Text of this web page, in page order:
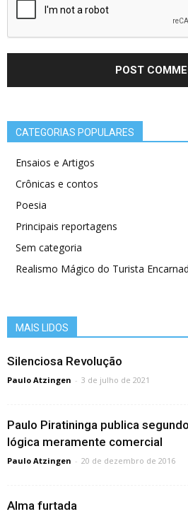
CATEGORIAS POPULARES
Ensaios e Artigos
Crônicas e contos
Poesia
Principais reportagens
Sem categoria
Realismo Mágico do Turista
MAIS LIDOS
Silenciosa Revolução
Paulo Atzingen - 3 de julho de 2021
Paulo Piratininga publica
lógica meramente comercial
Paulo Atzingen - 20 de dezembro de 2016
Alma furtada